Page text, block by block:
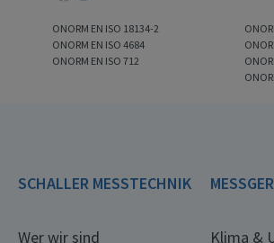
ONORM EN ISO 18134-2
ONORM EN ISO 4684
ONORM EN ISO 712
SCHALLER MESSTECHNIK
Wer wir sind
Klima &